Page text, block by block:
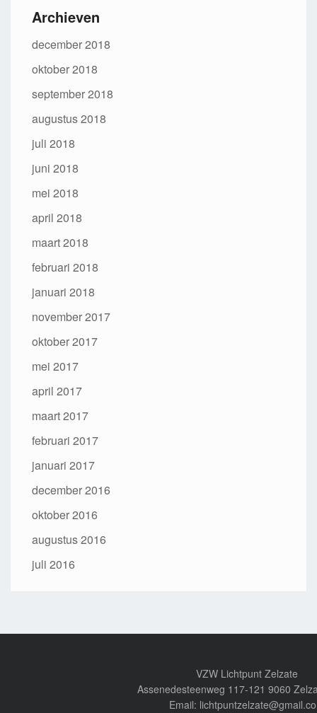
Archieven
december 2018
oktober 2018
september 2018
augustus 2018
juli 2018
juni 2018
mei 2018
april 2018
maart 2018
februari 2018
januari 2018
november 2017
oktober 2017
mei 2017
april 2017
maart 2017
februari 2017
januari 2017
december 2016
oktober 2016
augustus 2016
juli 2016
VZW Lichtpunt Zelzate
Assenedesteenweg 117-121 9060
Email: